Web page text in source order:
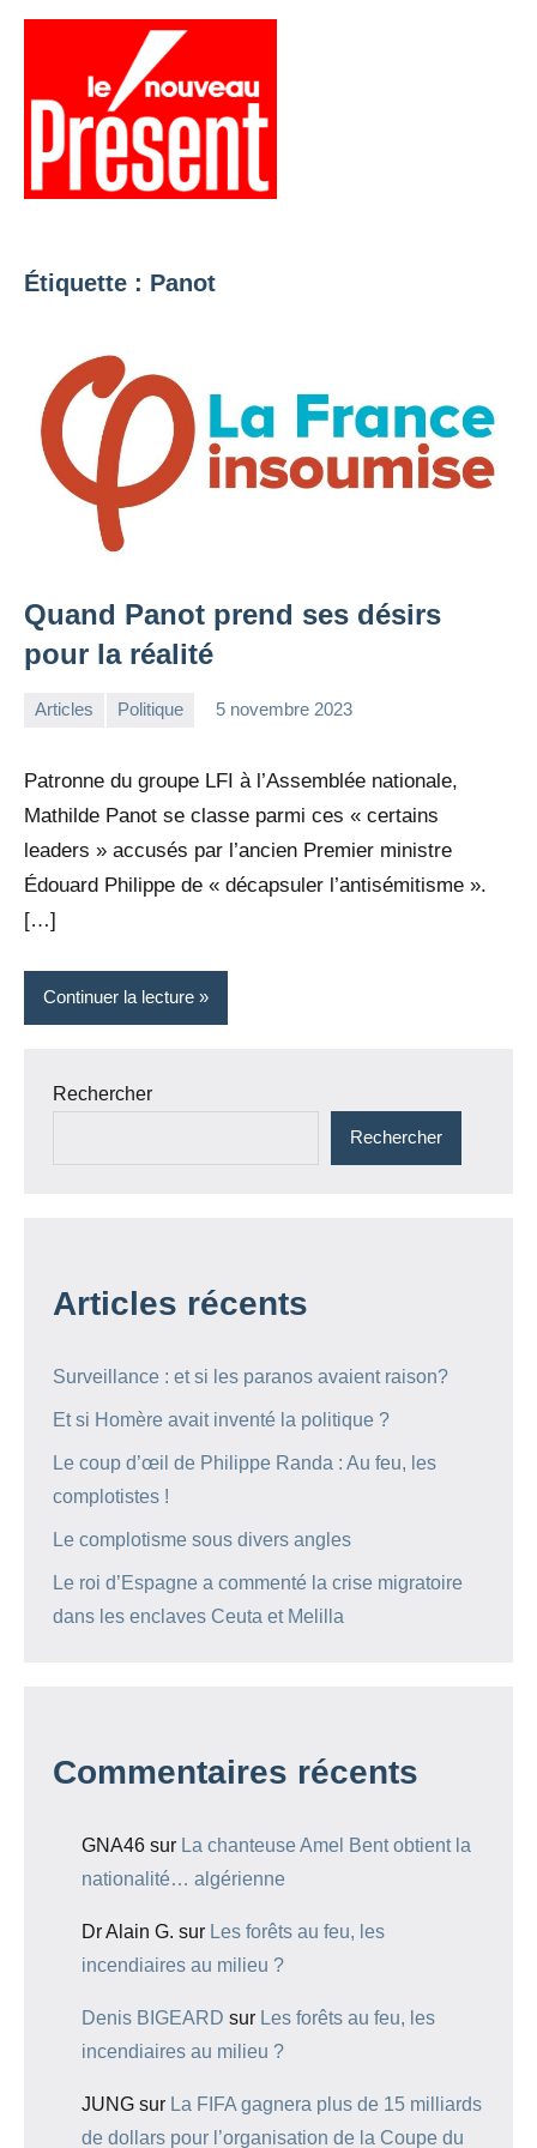
Aller
Étiquette : Panot
Quand Panot prend ses désirs
pour la réalité
Articles Politique 5 novembre 2023
Patronne du groupe LFI à l’Assemblée nationale,
Mathilde Panot se classe parmi ces « certains
leaders » accusés par l’ancien Premier ministre
Édouard Philippe de « décapsuler l’antisémitisme ».
[…]
Continuer la lecture
Rechercher
Rechercher
Articles récents
Surveillance : et si les paranos avaient raison?
Et si Homère avait inventé la politique ?
Le coup d’œil de Philippe Randa : Au feu, les
complotistes !
Le complotisme sous divers angles
Le roi d’Espagne a commenté la crise migratoire
dans les enclaves Ceuta et Melilla
Commentaires récents
GNA46 sur La chanteuse Amel Bent obtient la
nationalité… algérienne
Dr Alain G. sur Les forêts au feu, les
incendiaires au milieu ?
Denis BIGEARD sur Les forêts au feu, les
incendiaires au milieu ?
JUNG sur La FIFA gagnera plus de 15 milliards
de dollars pour l’organisation de la Coupe du